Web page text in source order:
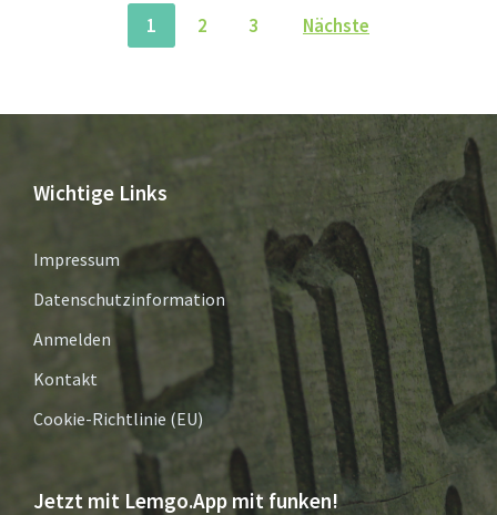
Seitennummerierung
Beiträge
1 2 3 Nächste
Wichtige Links
Impressum
Datenschutzinformation
Anmelden
Kontakt
Cookie-Richtlinie (EU)
Jetzt mit Lemgo.App mit funken!